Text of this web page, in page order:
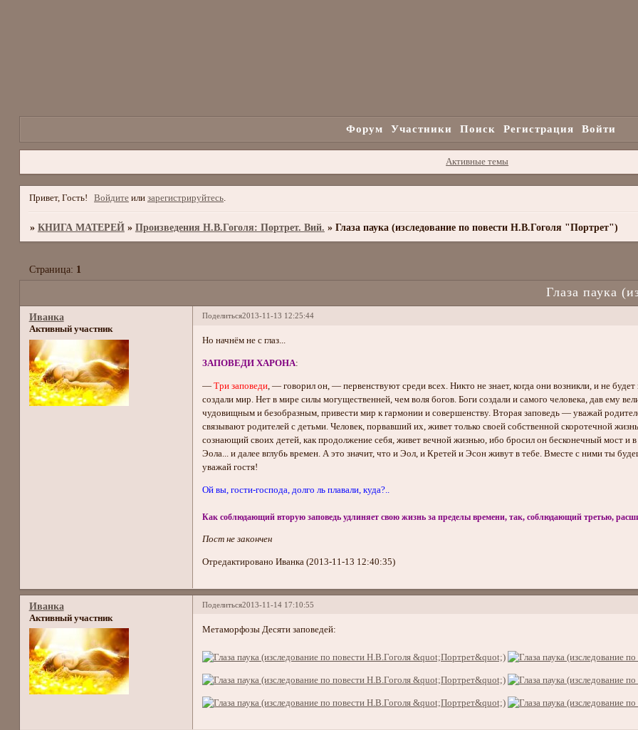
Форум Участники Поиск Регистрация Войти
Активные темы
Привет, Гость! Войдите или зарегистрируйтесь
» КНИГА МАТЕРЕЙ » Произведения Н.В.Гоголя: Портрет. Вий. » Глаза паука (изследование по повести Н.В.Гоголя "Портрет")
Глаза паука
Страница: 1
Поделиться2013-11-13 12:25:44
Иванка
Активный участник
Но начнём не с глаз...
ЗАПОВЕДИ ХАРОНА:
—Три заповеди, — говорил он, — первенствуют среди всех. Никто не знает, когда они возникли, и не
создали мир. Нет в мире силы могущественней, чем воля богов. Боги создали и самого человека, дав ему
чудовищным и безобразным, привести мир к гармонии и совершенству. Вторая заповедь — уважай
связывают родителей с детьми. Человек, порвавший их, живет только своей собственной скоротечной
сознающий своих детей, как продолжение себя, живет вечной жизнью, ибо бросил он бесконечный мост
Эола... и далее вглубь времен. А это значит, что и Эол, и Кретей и Эсон живут в тебе. Вместе с ними ты
уважай гостя!
Ой вы, гости-господа, долго ль плавали, куда?..
Как соблюдающий вторую заповедь удлиняет свою жизнь за пределы времени, так, соблюдающий третью,
Пост не закончен
Отредактировано Иванка (2013-11-13 12:40:35)
Поделиться2013-11-14 17:10:55
Иванка
Активный участник
Метаморфозы Десяти заповедей: